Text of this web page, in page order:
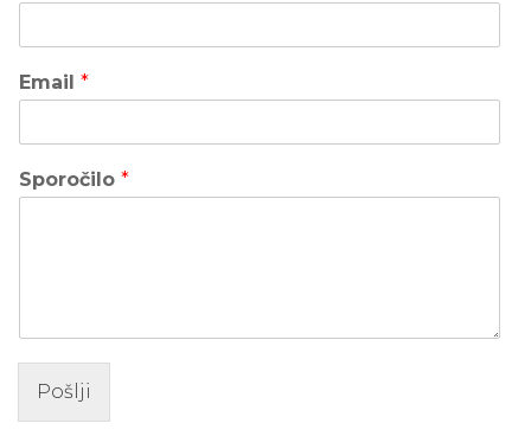
Email *
Sporočilo *
Pošlji